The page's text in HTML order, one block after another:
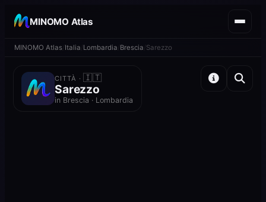
MINOMO Atlas
MINOMO Atlas Italia Lombardia Brescia Sarezzo
CITTÀ ·🇮🇹
Sarezzo
in Brescia · Lombardia